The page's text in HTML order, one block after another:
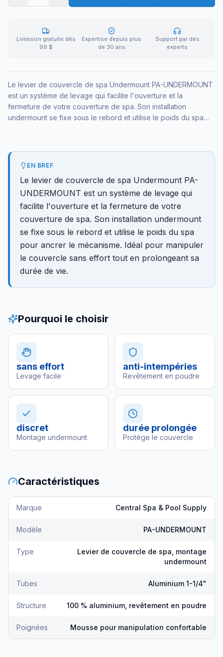
Livraison gratuite dès
99 $
Expertise depuis plus
de 30 ans
Support par des
experts
Le levier de couvercle de spa Undermount PA-UNDERMOUNT
est un système de levage qui facilite l'ouverture et la
fermeture de votre couverture de spa. Son installation
undermount se fixe sous le rebord et utilise le poids du spa
EN BREF
Le levier de couvercle de spa Undermount PA-
UNDERMOUNT est un système de levage qui
facilite l'ouverture et la fermeture de votre
couverture de spa. Son installation undermount
se fixe sous le rebord et utilise le poids du spa
pour ancrer le mécanisme. Idéal pour manipuler
le couvercle sans effort tout en prolongeant sa
durée de vie.
Pourquoi le choisir
sans effort
Levage facile
anti-intempéries
Revêtement en poudre
discret
Montage undermount
durée prolongée
Protège le couvercle
Caractéristiques
Marque Central Spa & Pool Supply
Modèle PA-UNDERMOUNT
Type
Levier de couvercle de spa, montage
undermount
Tubes Aluminium 1-1/4"
Structure 100 % aluminium, revêtement en poudre
Poignées Mousse pour manipulation confortable